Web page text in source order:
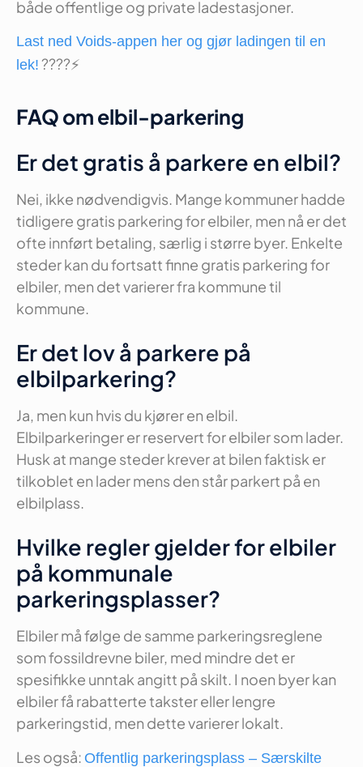
både offentlige og private ladestasjoner.
Last ned Voids-appen her og gjør ladingen til en
lek! ????⚡️
FAQ om elbil-parkering
Er det gratis å parkere en elbil?
Nei, ikke nødvendigvis. Mange kommuner hadde
tidligere gratis parkering for elbiler, men nå er det
ofte innført betaling, særlig i større byer. Enkelte
steder kan du fortsatt finne gratis parkering for
elbiler, men det varierer fra kommune til
kommune.
Er det lov å parkere på
elbilparkering?
Ja, men kun hvis du kjører en elbil.
Elbilparkeringer er reservert for elbiler som lader.
Husk at mange steder krever at bilen faktisk er
tilkoblet en lader mens den står parkert på en
elbilplass.
Hvilke regler gjelder for elbiler
på kommunale
parkeringsplasser?
Elbiler må følge de samme parkeringsreglene
som fossildrevne biler, med mindre det er
spesifikke unntak angitt på skilt. I noen byer kan
elbiler få rabatterte takster eller lengre
parkeringstid, men dette varierer lokalt.
Les også: Offentlig parkeringsplass – Særskilte